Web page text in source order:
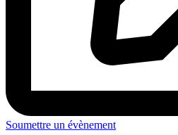
Soumettre un évènement